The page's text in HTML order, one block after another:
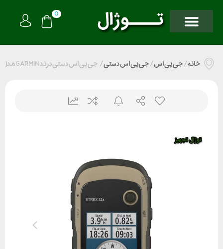
0
خانه/جی پی اس/جی پی اس دستی/ جی پی اس دستی برند GARMIN مدل ETREX 32x